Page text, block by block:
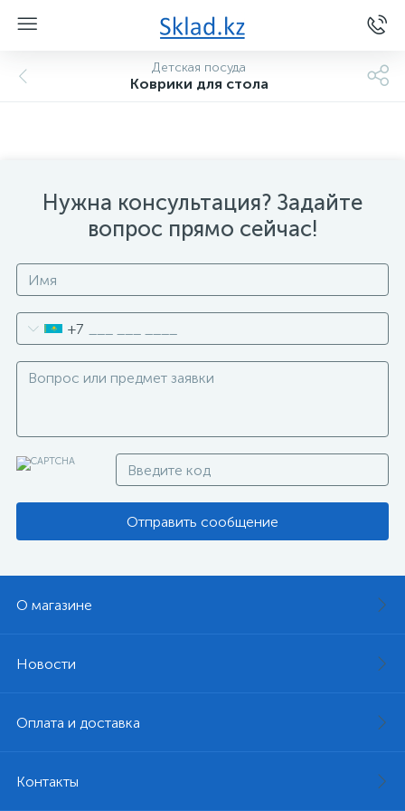
Детская посуда
Коврики для стола
Нужна консультация? Задайте
вопрос прямо сейчас!
+7
Отправить сообщение
О магазине
Новости
Оплата и доставка
Контакты